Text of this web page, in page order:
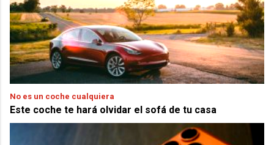
No es un coche cualquiera
Este coche te hará olvidar el sofá de tu casa